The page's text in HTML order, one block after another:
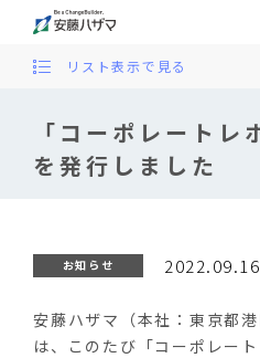
「コーポレート
を発行しました
リスト表示で見る
お知らせ 2022.09.16
安藤ハザマ（本社：東京都
は、このたび「コーポレー